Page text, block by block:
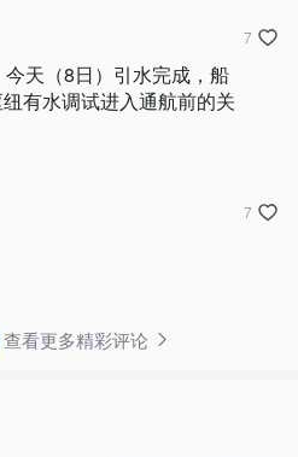
天（8日）引水完成，船
有水调试进入通航前的关
7
7
查看更多精彩评论